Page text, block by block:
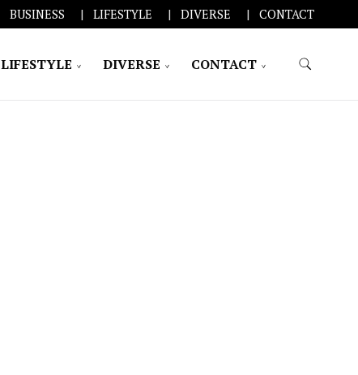
BUSINESS LIFESTYLE DIVERSE CONTACT
LIFESTYLE DIVERSE CONTACT